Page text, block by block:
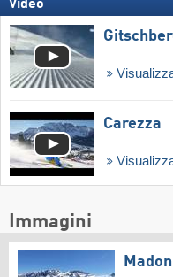
Video
Carezza
Immagini